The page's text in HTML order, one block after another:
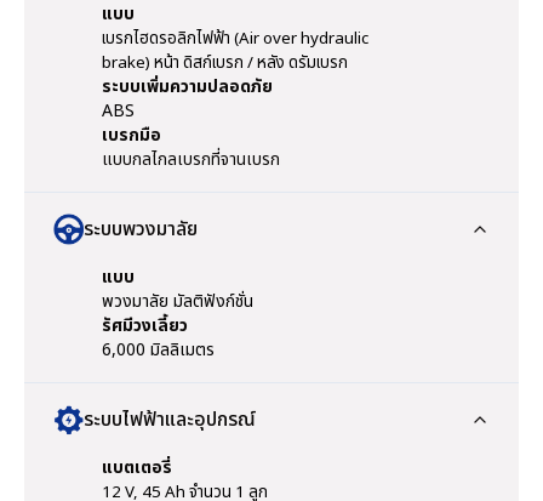
แบบ
เบรกไฮดรอลิกไฟฟ้า (Air over hydraulic
brake) หน้า ดิสก์เบรก / หลัง ดรัมเบรก
ระบบเพิ่มความปลอดภัย
ABS
เบรกมือ
แบบกลไกลเบรกที่จานเบรก
ระบบพวงมาลัย
แบบ
พวงมาลัย มัลติฟังก์ชั่น
รัศมีวงเลี้ยว
6,000 มิลลิเมตร
ระบบไฟฟ้าและอุปกรณ์
แบตเตอรี่
12 V, 45 Ah จำนวน 1 ลูก